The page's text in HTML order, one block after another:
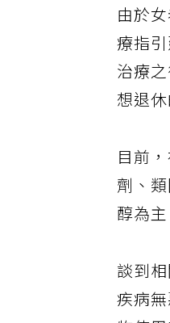
由於
療指
治療
想退
目前
劑、
醇為
談到
疾病